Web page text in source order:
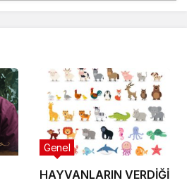
HAYVANLARIN VERDİĞİ
Genel